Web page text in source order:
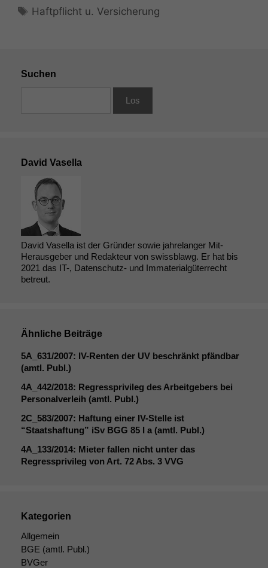
Schlagwörter
Haftpflicht u. Versicherung
Suchen
David Vasella
David Vasella ist der Gründer sowie jahrelanger Mit-
Herausgeber und Redakteur von swissblawg. Er hat bis
2021 das IT-, Datenschutz- und Immaterialgüterrecht
betreut.
Ähnliche Beiträge
5A_631/2007: IV-Renten der UV beschränkt pfändbar
(amtl. Publ.)
4A_442/2018: Regressprivileg des Arbeitgebers bei
Personalverleih (amtl. Publ.)
2C_583/2007: Haftung einer IV-Stelle ist
“Staatshaftung” iSv BGG 85 I a (amtl. Publ.)
4A_133/2014: Mieter fallen nicht unter das
Regressprivileg von Art. 72 Abs. 3 VVG
Kategorien
Allgemein
BGE (amtl. Publ.)
BVGer